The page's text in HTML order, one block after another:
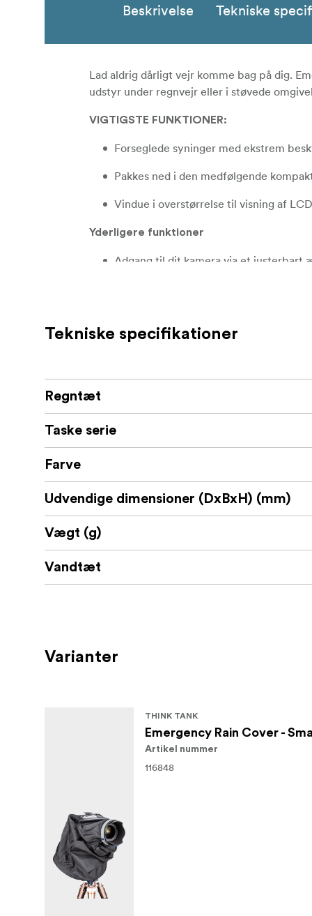
Beskrivelse Tekniske
Lad aldrig dårligt vejr komme bag på dig.
udstyr under regnvejr eller i støvede
VIGTIGSTE FUNKTIONER:
Forseglede syninger med ekstrem
Pakkes ned i den medfølgende
Vindue i overstørrelse til visning af
Yderligere funktioner
Adgang til dit kamera via et justerbart
Beslag på kameratilbehørsskoen
Hvad passer – Emergency-regnslag – lille
Objektiv på 16-35 mm f/2,8
Objektiv på 24-70 mm f/2,8
Kamerahuse med eller uden greb
Objektiv på 150-600 mm f/5.6-6.3
Objektiv på 200-400 mm f/4
Objektiv på 400 mm f/2.8
Tekniske specifikationer
Regntæt
Taske serie
Farve
Udvendige dimensioner (DxBxH) (mm)
Vægt (g)
Vandtæt
Varianter
THINK TANK
Emergency Rain Cover -
Artikel nummer
116848